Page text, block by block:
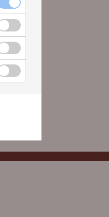
cookies
cookies
för statistik
för